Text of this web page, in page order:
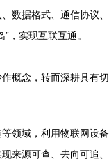
数据格式、通信协议、
，实现互联互通。
概念，转而深耕具有切
领域，利用物联网设备
来源可查、去向可追、